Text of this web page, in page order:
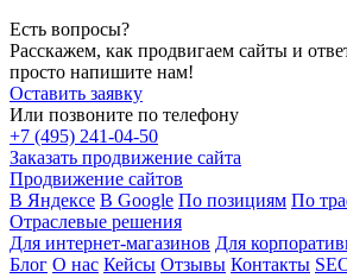
Есть вопросы?
Расскажем, как продвигаем сайты и
просто напишите нам!
Оставить заявку
Или позвоните по телефону
+7 (495) 241-04-50
Заказать продвижение сайта
Продвижение сайтов
В Яндексе В Google По позициям По
Отраслевые решения
Для интернет-магазинов Для
Блог О нас Кейсы Отзывы Контакты